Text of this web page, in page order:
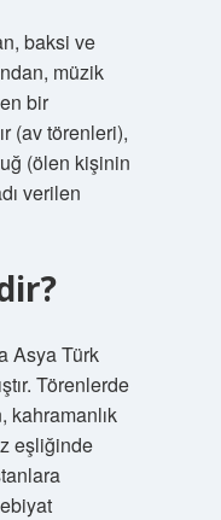
baksi ve
müzik
bir
(av törenleri),
(ölen kişinin
verilen
Asya Türk
Törenlerde
kahramanlık
eşliğinde